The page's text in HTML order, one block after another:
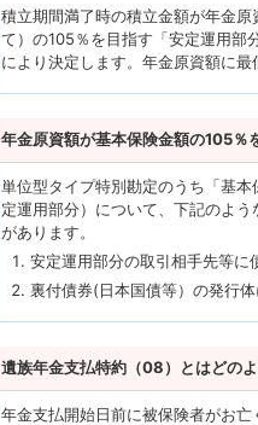
積立期間満了時の積立金額が年金
て）の105％を目指す「安定運用部
により決定します。年金原資額に
年金原資額が基本保険金額の105％
単位型タイプ特別勘定のうち「基
定運用部分）について、下記のよ
があります。
安定運用部分の取引相手先等に
裏付債券(日本国債等）の発行
遺族年金支払特約（08）とはどの
年金支払開始日前に被保険者がお